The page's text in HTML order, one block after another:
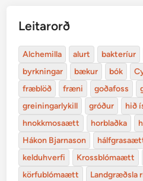
Leitarorð
Alchemilla alurt bakteríur
byrkningar
bækur bók
fræblöð
fræni goðafoss
greiningarlykill
gróður
hið
hnokkmosaætt
horblaðka
Hákon Bjarnason
kelduhverfi
Krossblómaætt
körfublómaætt
Landgræðsla